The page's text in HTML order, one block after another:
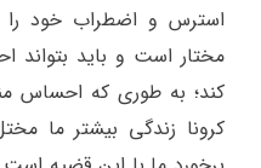
استرس و اضطراب خود را
مختار است و باید
کند؛ به طوری که احساس
کرونا زندگی بیشتر ما